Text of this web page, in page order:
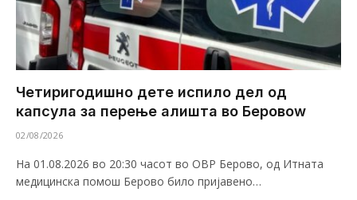
Четиригодишно дете испило дел од
капсула за перење алишта во Беровоw
02/08/2026
На 01.08.2026 во 20:30 часот во ОВР Берово, од Итната
медицинска помош Берово било пријавено…